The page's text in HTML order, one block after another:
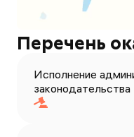
Перечень
Исполнение
законодательства